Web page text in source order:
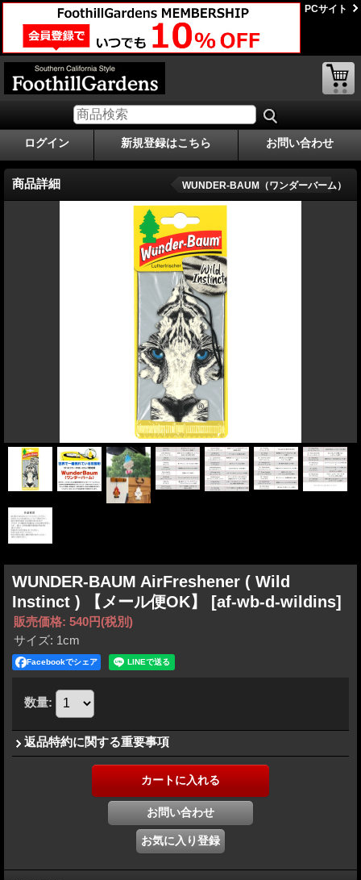
PCサイト
ログイン 新規登録はこちら お問い合わせ
商品詳細 WUNDER-BAUM（ワンダーバーム）
WUNDER-BAUM AirFreshener ( Wild
Instinct ) 【メール便OK】
[af-wb-d-wildins]
販売価格: 540円(税別)
サイズ: 1cm
Facebookでシェア
数量:
返品特約に関する重要事項